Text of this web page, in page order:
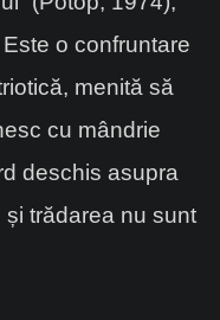
o confruntare
menită să
cu mândrie
deschis asupra
trădarea nu sunt